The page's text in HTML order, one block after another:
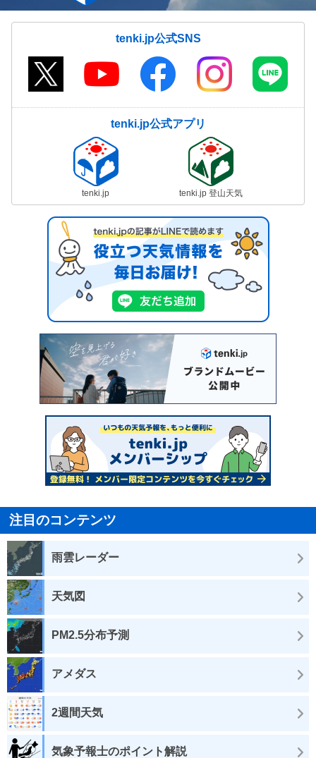
気象予報士の解説をもっと見る
tenki.jp公式SNS
tenki.jp公式アプリ
tenki.jp tenki.jp 登山天気
注目のコンテンツ
雨雲レーダー
天気図
PM2.5分布予測
アメダス
2週間天気
気象予報士のポイント解説